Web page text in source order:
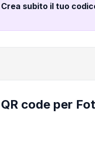
subito il tuo
code per